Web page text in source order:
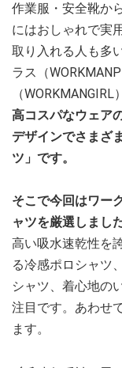
作業服・安全靴か
にはおしゃれで実
取り入れる人も多
ラス（
（
高コスパなウェア
デザインでさまざ
ツ」です。
そこで今回はワー
ャツを厳選しました
高い吸水速乾性を
る冷感ポロシャツ
シャツ、着心地の
注目です。あわせ
ます。